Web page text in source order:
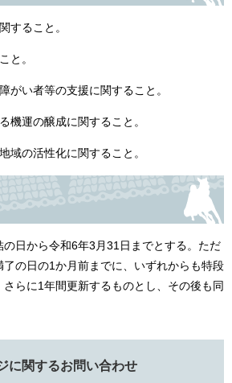
すること。
と。
がい者等の支援に関すること。
機運の醸成に関すること。
域の活性化に関すること。
日から令和6年3月31日までとする。ただ
了の日の1か月前までに、いずれからも特段
らに1年間更新するものとし、その後も同
に関するお問い合わせ